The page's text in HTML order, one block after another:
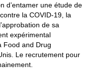
d’entamer une étude de
la COVID-19, la
de sa
expérimental
Food and Drug
Le recrutement pour